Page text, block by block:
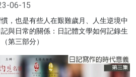
06-15
，也是有些人在艱難歲月、人生逆境中
與日常的關係：日記體文學如何記錄生
第三部分）